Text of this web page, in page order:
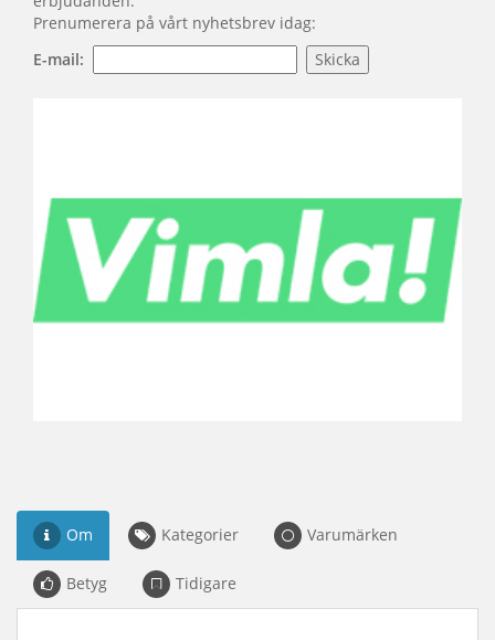
Prenumerera på vårt nyhetsbrev idag:
E-mail:
Om Kategorier Varumärken
Betyg Tidigare